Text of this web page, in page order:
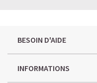
BESOIN D'AIDE
INFORMATIONS